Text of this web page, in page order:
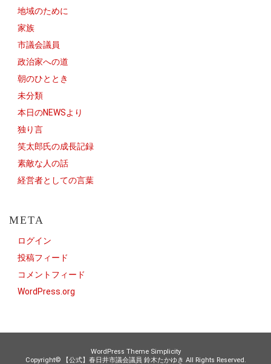
地域のために
家族
市議会議員
政治家への道
朝のひととき
未分類
本日のNEWSより
独り言
笑太郎氏の成長記録
素敵な人の話
経営者としての言葉
META
ログイン
投稿フィード
コメントフィード
WordPress.org
WordPress Theme Simplicity
Copyright©
【公式】春日井市議会議員 鈴木たかゆき All Rights Reserved.